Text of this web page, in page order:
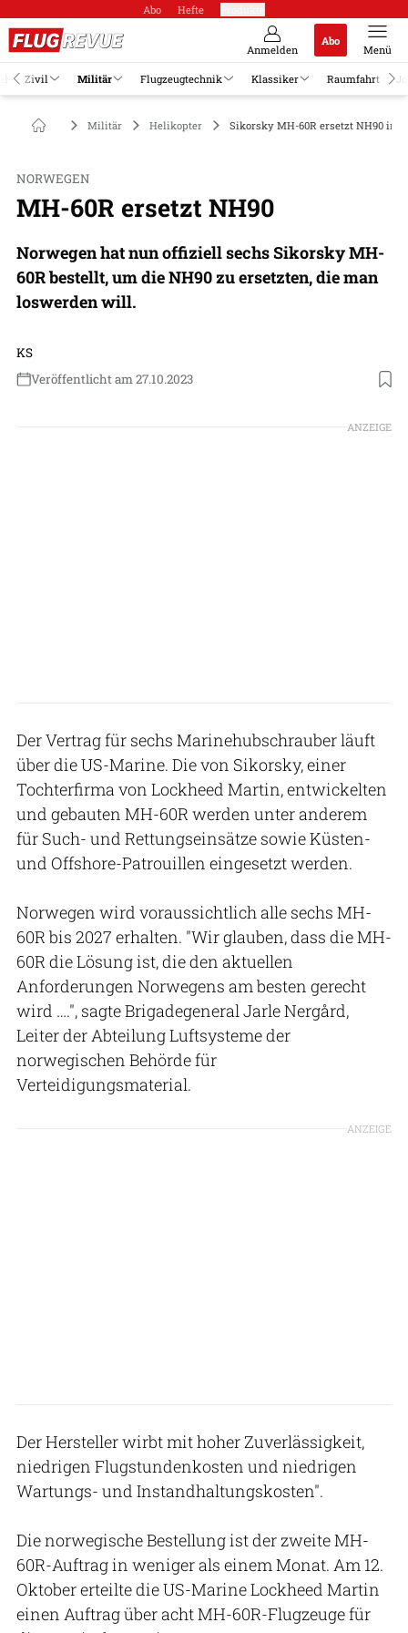
Abo Hefte
Anmelden
Abo
Menü
Zivil Militär Flugzeugtechnik Klassiker Raumfahrt
Militär Helikopter Sikorsky MH-60R ersetzt NH90 in
NORWEGEN
MH-60R ersetzt NH90
Norwegen hat nun offiziell sechs Sikorsky MH-
60R bestellt, um die NH90 zu ersetzten, die man
loswerden will.
KS
Veröffentlicht am 27.10.2023
Foto: Sikorsky
ANZEIGE
Der Vertrag für sechs Marinehubschrauber läuft
über die US-Marine. Die von Sikorsky, einer
Tochterfirma von Lockheed Martin, entwickelten
und gebauten MH-60R werden unter anderem
für Such- und Rettungseinsätze sowie Küsten-
und Offshore-Patrouillen eingesetzt werden.
Norwegen wird voraussichtlich alle sechs MH-
60R bis 2027 erhalten. "Wir glauben, dass die MH-
60R die Lösung ist, die den aktuellen
Anforderungen Norwegens am besten gerecht
wird ….", sagte Brigadegeneral Jarle Nergård,
Leiter der Abteilung Luftsysteme der
norwegischen Behörde für
Verteidigungsmaterial.
ANZEIGE
Der Hersteller wirbt mit hoher Zuverlässigkeit,
niedrigen Flugstundenkosten und niedrigen
Wartungs- und Instandhaltungskosten".
Die norwegische Bestellung ist der zweite MH-
60R-Auftrag in weniger als einem Monat. Am 12.
Oktober erteilte die US-Marine Lockheed Martin
einen Auftrag über acht MH-60R-Flugzeuge für